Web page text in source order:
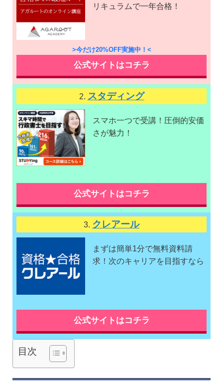
リキュラムで一年合格！
>今だけ20%OFF実施中！<
公式サイトはコチラ
2. スタディング
スマホ一つで受講！圧倒的安価
さが魅力！
公式サイトはコチラ
3. クレアール
まずは簡単1分で無料資料請
求！次のキャリアを目指すなら
公式サイトはコチラ
目次